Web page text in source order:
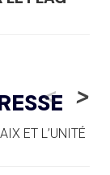
ALPINE
SUR LA
<
ET L’UNITÉ
>